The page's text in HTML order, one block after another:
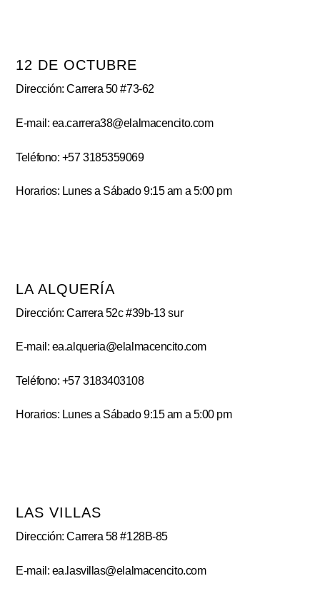
12 DE OCTUBRE
Dirección: Carrera 50 #73-62
E-mail: ea.carrera38@elalmacencito.com
Teléfono: +57 3185359069
Horarios: Lunes a Sábado 9:15 am a 5:00 pm
LA ALQUERÍA
Dirección: Carrera 52c #39b-13 sur
E-mail: ea.alqueria@elalmacencito.com
Teléfono: +57 3183403108
Horarios: Lunes a Sábado 9:15 am a 5:00 pm
LAS VILLAS
Dirección: Carrera 58 #128B-85
E-mail: ea.lasvillas@elalmacencito.com